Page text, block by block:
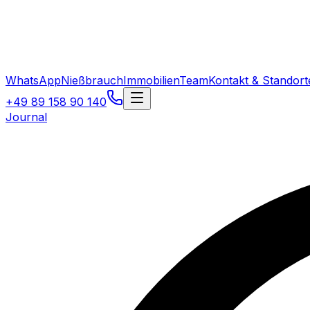
WhatsAppNießbrauchImmobilienTeamKontakt &
+49 89 158 90 140
Journal